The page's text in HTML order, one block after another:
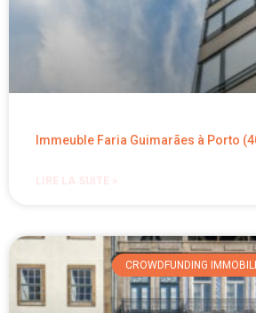
Immeuble Faria Guimarães à Porto
LIRE LA SUITE »
CROWDFUNDING